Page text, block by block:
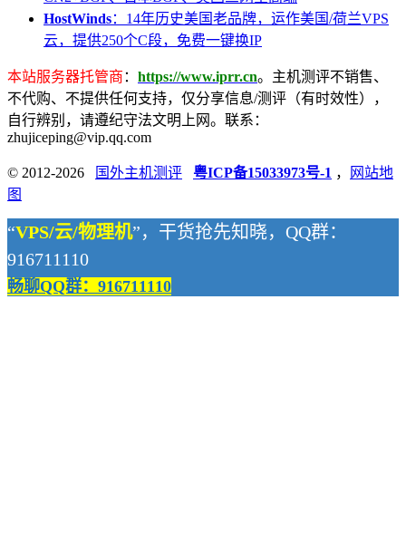
HostWinds：14年历史美国老品牌，运作美国/荷兰VPS
云，提供250个C段，免费一键换IP
本站服务器托管商 ： https://www.iprr.cn。主机测评不销售、
不代购、不提供任何支持，仅分享信息/测评（有时效性），
自行辨别，请遵纪守法文明上网。联系：
zhujiceping@vip.qq.com
© 2012-2026 国外主机测评 粤ICP备15033973号-1 ，
网站地
图
“VPS/云/物理机”，干货抢先知晓，QQ群：
916711110
畅聊QQ群：916711110